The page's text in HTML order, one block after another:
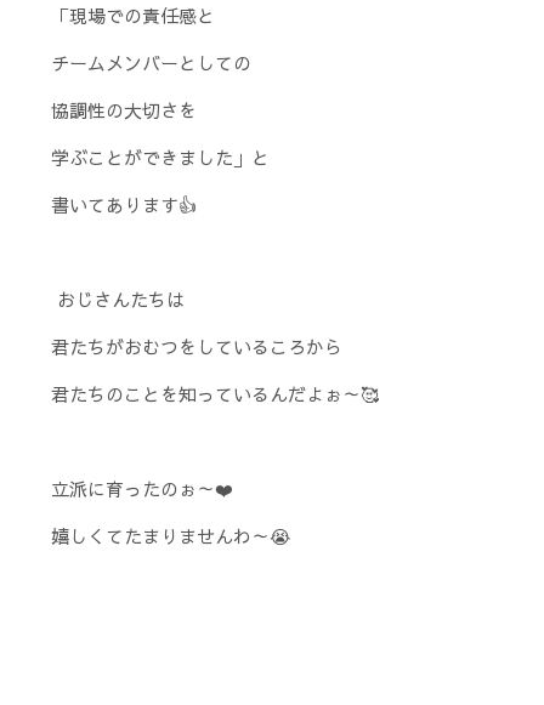
「現場での責任感と
チームメンバーとしての
協調性の大切さを
学ぶことができました」と
書いてあります👍
おじさんたちは
君たちがおむつをしているころから
君たちのことを知っているんだよぉ～🥰
立派に育ったのぉ～❤️
嬉しくてたまりませんわ～😭